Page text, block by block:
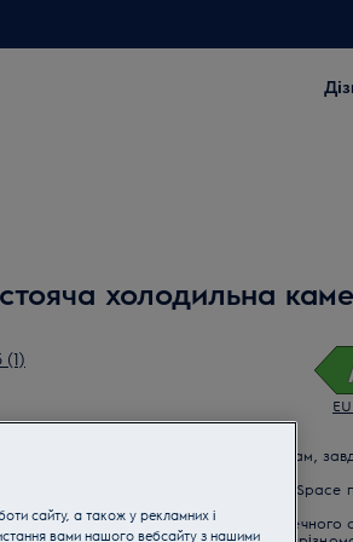
холодильна
(1)
в холодильнику так, як потрібно вам,
дизайну та великим ящикам OptiSpace
виготовлені із міцного безпечного
сайту, а також у рекламних і
вами нашого вебсайту з нашими